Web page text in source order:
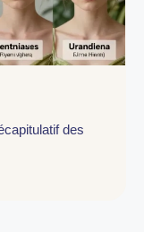
des